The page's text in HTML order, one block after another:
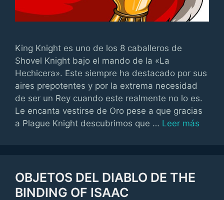
King Knight es uno de los 8 caballeros de
Shovel Knight bajo el mando de la «La
Hechicera». Este siempre ha destacado por sus
aires prepotentes y por la extrema necesidad
de ser un Rey cuando este realmente no lo es.
Le encanta vestirse de Oro pese a que gracias
a Plague Knight descubrimos que … Leer más
OBJETOS DEL DIABLO DE THE
BINDING OF ISAAC